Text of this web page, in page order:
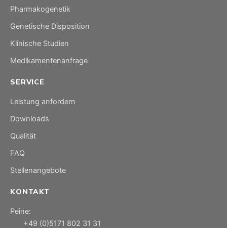
Pharmakogenetik
Genetische Disposition
Klinische Studien
Medikamentenanfrage
SERVICE
Leistung anfordern
Downloads
Qualität
FAQ
Stellenangebote
KONTAKT
Peine:
+49 (0)5171 802 31 31